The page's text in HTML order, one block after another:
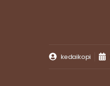
kedaikopi